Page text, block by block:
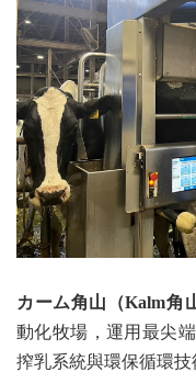
カーム角山（Kalm角
動化牧場，運用最尖
搾乳系統與環保循環技